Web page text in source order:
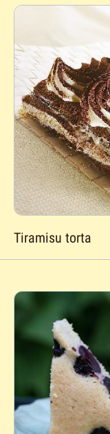
Tiramisu torta